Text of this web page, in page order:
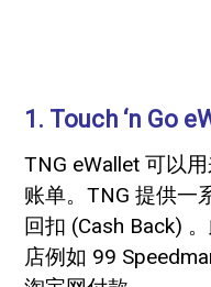
1. Touch ‘n Go
TNG eWallet 可以
账单。TNG 提供一
回扣 (Cash Back)
店例如 99